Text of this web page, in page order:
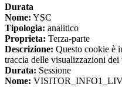
Durata
Nome: YSC
Tipologia: analitico
Proprieta: Terza-parte
Descrizione: Questo cookie è
traccia delle visualizzazioni
Durata: Sessione
Nome: